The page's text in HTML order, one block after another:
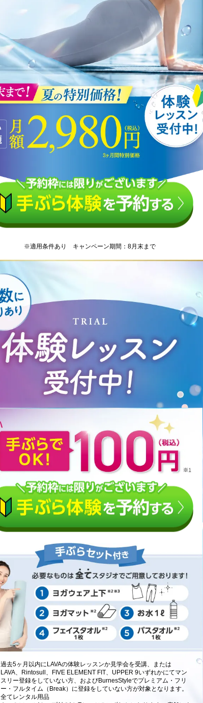
※適用条件あり キャンペーン期間：8月末まで
過去5ヶ月以内にLAVAの体験レッスンか見学会を受講、または
LAVA、Rintosull、FIVE ELEMENT FIT、UPPER 9いずれかにてマン
スリー登録をしていない方、およびBurnesStyleでプレミアム・フリ
ー・フルタイム（Break）に登録をしていない方が対象となります。
全てレンタル用品